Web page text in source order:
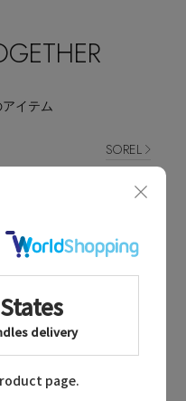
イテム
SOREL
スニーカー